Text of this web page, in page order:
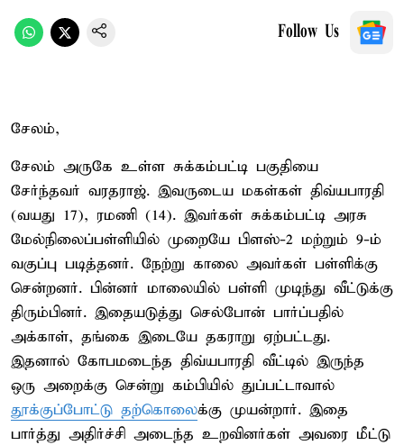
Follow Us
சேலம்,
சேலம் அருகே உள்ள சுக்கம்பட்டி பகுதியை
சேர்ந்தவர் வரதராஜ். இவருடைய மகள்கள் திவ்யபாரதி
(வயது 17), ரமணி (14). இவர்கள் சுக்கம்பட்டி அரசு
மேல்நிலைப்பள்ளியில் முறையே பிளஸ்-2 மற்றும் 9-ம்
வகுப்பு படித்தனர். நேற்று காலை அவர்கள் பள்ளிக்கு
சென்றனர். பின்னர் மாலையில் பள்ளி முடிந்து வீட்டுக்கு
திரும்பினர். இதையடுத்து செல்போன் பார்ப்பதில்
அக்காள், தங்கை இடையே தகராறு ஏற்பட்டது.
இதனால் கோபமடைந்த திவ்யபாரதி வீட்டில் இருந்த
ஒரு அறைக்கு சென்று கம்பியில் துப்பட்டாவால்
தூக்குப்போட்டு தற்கொலைக்கு முயன்றார். இதை
பார்த்து அதிர்ச்சி அடைந்த உறவினர்கள் அவரை மீட்டு